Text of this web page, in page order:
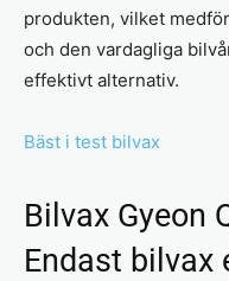
produkten, vilket
och den vardagliga
effektivt alternativ.
Bäst i test bilvax
Bilvax Gyeon
Endast bilvax